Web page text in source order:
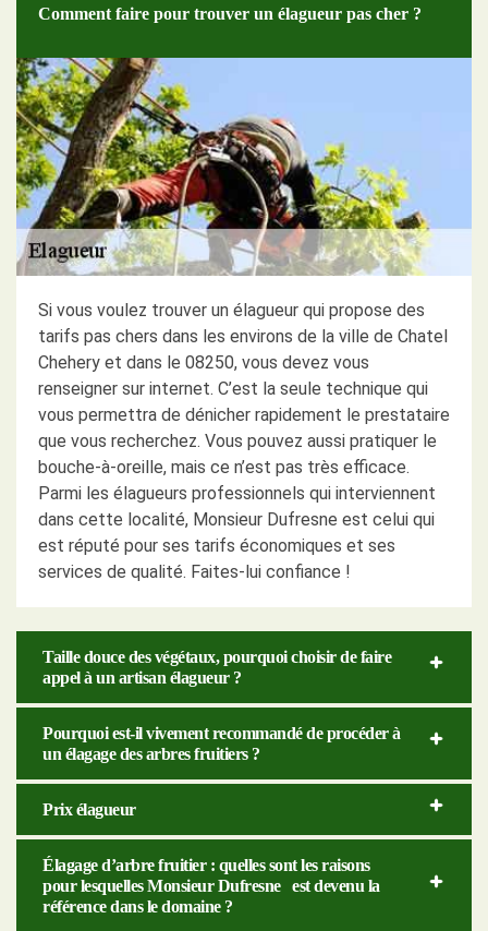
Comment faire pour trouver un élagueur pas cher ?
Si vous voulez trouver un élagueur qui propose des
tarifs pas chers dans les environs de la ville de Chatel
Chehery et dans le 08250, vous devez vous
renseigner sur internet. C’est la seule technique qui
vous permettra de dénicher rapidement le prestataire
que vous recherchez. Vous pouvez aussi pratiquer le
bouche-à-oreille, mais ce n’est pas très efficace.
Parmi les élagueurs professionnels qui interviennent
dans cette localité, Monsieur Dufresne est celui qui
est réputé pour ses tarifs économiques et ses
services de qualité. Faites-lui confiance !
Taille douce des végétaux, pourquoi choisir de faire
appel à un artisan élagueur ?
Pourquoi est-il vivement recommandé de procéder à
un élagage des arbres fruitiers ?
Prix élagueur
Élagage d’arbre fruitier : quelles sont les raisons
pour lesquelles Monsieur Dufresne est devenu la
référence dans le domaine ?